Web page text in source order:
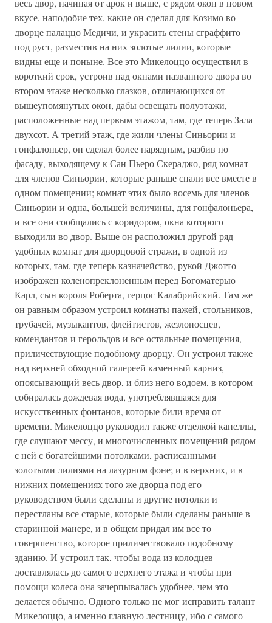
весь двор, начиная от арок и выше, с рядом окон в новом
вкусе, наподобие тех, какие он сделал для Козимо во
дворце палаццо Медичи, и украсить стены сграффито
под руст, разместив на них золотые лилии, которые
видны еще и поныне. Все это Микелоццо осуществил в
короткий срок, устроив над окнами названного двора во
втором этаже несколько глазков, отличающихся от
вышеупомянутых окон, дабы освещать полуэтажи,
расположенные над первым этажом, там, где теперь Зала
двухсот. А третий этаж, где жили члены Синьории и
гонфалоньер, он сделал более нарядным, разбив по
фасаду, выходящему к Сан Пьеро Скераджо, ряд комнат
для членов Синьории, которые раньше спали все вместе в
одном помещении; комнат этих было восемь для членов
Синьории и одна, большей величины, для гонфалоньера,
и все они сообщались с коридором, окна которого
выходили во двор. Выше он расположил другой ряд
удобных комнат для дворцовой стражи, в одной из
которых, там, где теперь казначейство, рукой Джотто
изображен коленопреклоненным перед Богоматерью
Карл, сын короля Роберта, герцог Калабрийский. Там же
он равным образом устроил комнаты пажей, стольников,
трубачей, музыкантов, флейтистов, жезлоносцев,
комендантов и герольдов и все остальные помещения,
приличествующие подобному дворцу. Он устроил также
над верхней обходной галереей каменный карниз,
опоясывающий весь двор, и близ него водоем, в котором
собиралась дождевая вода, употреблявшаяся для
искусственных фонтанов, которые били время от
времени. Микелоццо руководил также отделкой капеллы,
где слушают мессу, и многочисленных помещений рядом
с ней с богатейшими потолками, расписанными
золотыми лилиями на лазурном фоне; и в верхних, и в
нижних помещениях того же дворца под его
руководством были сделаны и другие потолки и
перестланы все старые, которые были сделаны раньше в
старинной манере, и в общем придал им все то
совершенство, которое приличествовало подобному
зданию. И устроил так, чтобы вода из колодцев
доставлялась до самого верхнего этажа и чтобы при
помощи колеса она зачерпывалась удобнее, чем это
делается обычно. Одного только не мог исправить талант
Микелоццо, а именно главную лестницу, ибо с самого